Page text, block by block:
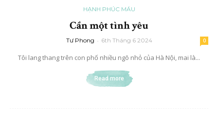
HẠNH PHÚC MÁU
Cần một tình yêu
Tư Phong - 6th Tháng 6 2024 0
Tôi lang thang trên con phố nhiều ngõ nhỏ của Hà Nội, mai là...
Read more